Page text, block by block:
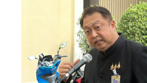
สมาคมสยามยุทธกีฬาพื้นเมืองไทย ตลอดจ
แรงร่วมใจจัดเวทีแห่งการเรียนรู้ เพื่อแลกเ
สร้างเครือข่ายมวยไทยในระดับนานาชาติ